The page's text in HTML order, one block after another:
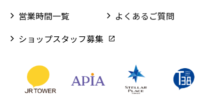
営業時間一覧
よくあるご質問
ショップスタッフ募集